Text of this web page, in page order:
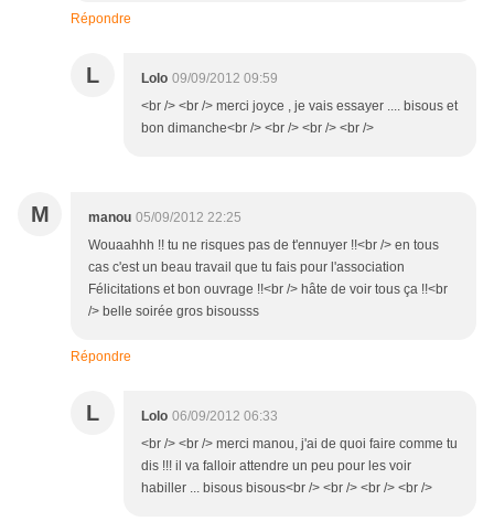
Répondre
L Lolo 09/09/2012 09:59
<br /> <br /> merci joyce , je vais essayer .... bisous et
bon dimanche<br /> <br /> <br /> <br />
M manou 05/09/2012 22:25
Wouaahhh !! tu ne risques pas de t'ennuyer !!<br /> en tous
cas c'est un beau travail que tu fais pour l'association
Félicitations et bon ouvrage !!<br /> hâte de voir tous ça !!<br
/> belle soirée gros bisousss
Répondre
L Lolo 06/09/2012 06:33
<br /> <br /> merci manou, j'ai de quoi faire comme tu
dis !!! il va falloir attendre un peu pour les voir
habiller ... bisous bisous<br /> <br /> <br /> <br />